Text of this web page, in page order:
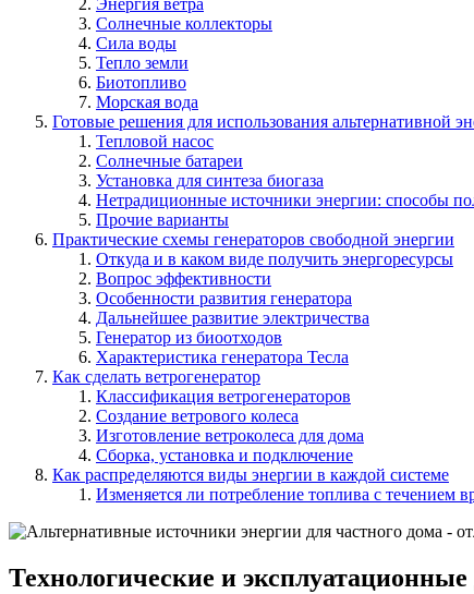
Солнечные коллекторы
Сила воды
Тепло земли
Биотопливо
Морская вода
Готовые решения для использования альтернативной
Тепловой насос
Солнечные батареи
Установка для синтеза биогаза
Нетрадиционные источники энергии: способы
Прочие варианты
Практические схемы генераторов свободной энергии
Откуда и в каком виде получить энергоресурсы
Вопрос эффективности
Особенности развития генератора
Дальнейшее развитие электричества
Генератор из биоотходов
Характеристика генератора Тесла
Как сделать ветрогенератор
Классификация ветрогенераторов
Создание ветрового колеса
Изготовление ветроколеса для дома
Сборка, установка и подключение
Как распределяются виды энергии в каждой системе
Изменяется ли потребление топлива с течением
Технологические и